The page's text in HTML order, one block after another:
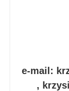
e-mail:
,